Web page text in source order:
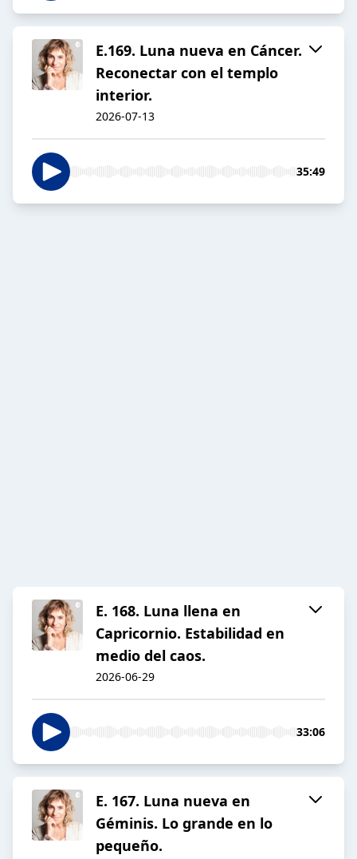
E.169. Luna nueva en Cáncer.
Reconectar con el templo
interior.
2026-07-13
35:49
E. 168. Luna llena en
Capricornio. Estabilidad en
medio del caos.
2026-06-29
33:06
E. 167. Luna nueva en
Géminis. Lo grande en lo
pequeño.